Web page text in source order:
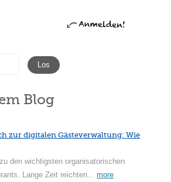
Blog
zur digitalen Gästeverwaltung: Wie
den wichtigsten organisatorischen
Lange Zeit reichten...more